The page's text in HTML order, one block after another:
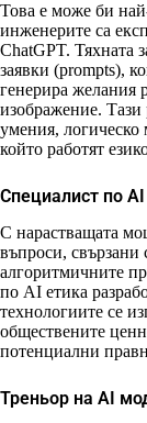
Това е може би
инженерите са
ChatGPT. Тяхната
заявки (prompts),
генерира желания
изображение.
умения, логическо
който работят
Специалист по
С нарастващата
въпроси, свързани
алгоритмичните
по AI етика
технологиите се
обществените
потенциални
Треньор на AI